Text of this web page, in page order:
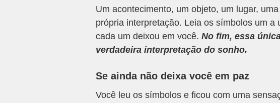
Um acontecimento, um objeto, um lugar,
própria interpretação. Leia os símbolos um a
cada um deixou em você. No fim, essa
verdadeira interpretação do sonho.
Se ainda não deixa você em paz
Você leu os símbolos e ficou com uma